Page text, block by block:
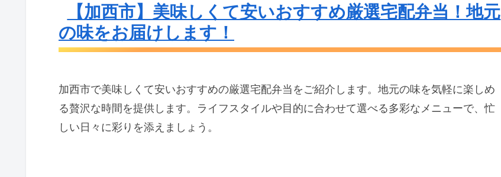
【加西市】美味しくて安いおすすめ厳選宅配弁当！地元
の味をお届けします！
加西市で美味しくて安いおすすめの厳選宅配弁当をご紹介します。地元の味を気軽に楽しめ
る贅沢な時間を提供します。ライフスタイルや目的に合わせて選べる多彩なメニューで、忙
しい日々に彩りを添えましょう。